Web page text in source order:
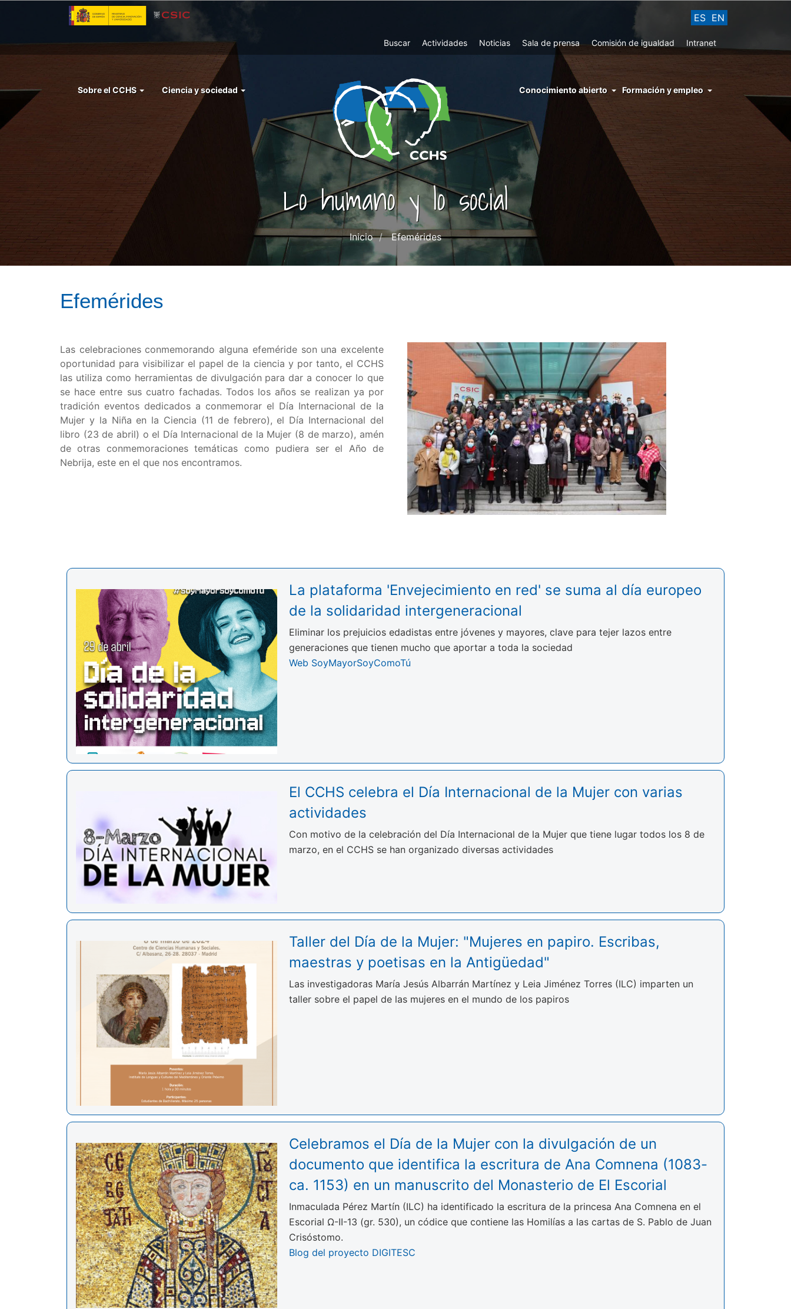
principal
ES EN
Top
Buscar Actividades Noticias Sala de prensa Comisión de igualdad Intranet
Menu
Sobre el CCHS Ciencia y sociedad
menu
conocimiento
abierto
Conocimiento abierto Formación y empleo
Lo humano y lo social
Inicio Efemérides
Efemérides
Las celebraciones conmemorando alguna efeméride son una excelente
oportunidad para visibilizar el papel de la ciencia y por tanto, el CCHS
las utiliza como herramientas de divulgación para dar a conocer lo que
se hace entre sus cuatro fachadas. Todos los años se realizan ya por
tradición eventos dedicados a conmemorar el Día Internacional de la
Mujer y la Niña en la Ciencia (11 de febrero), el Día Internacional del
libro (23 de abril) o el Día Internacional de la Mujer (8 de marzo), amén
de otras conmemoraciones temáticas como pudiera ser el Año de
Nebrija, este en el que nos encontramos.
La plataforma 'Envejecimiento en red' se suma al día europeo
de la solidaridad intergeneracional
Eliminar los prejuicios edadistas entre jóvenes y mayores, clave para tejer lazos entre
generaciones que tienen mucho que aportar a toda la sociedad
Web SoyMayorSoyComoTú
El CCHS celebra el Día Internacional de la Mujer con varias
actividades
Con motivo de la celebración del Día Internacional de la Mujer que tiene lugar todos los 8 de
marzo, en el CCHS se han organizado diversas actividades
Taller del Día de la Mujer: "Mujeres en papiro. Escribas,
maestras y poetisas en la Antigüedad"
Las investigadoras María Jesús Albarrán Martínez y Leia Jiménez Torres (ILC) imparten un
taller sobre el papel de las mujeres en el mundo de los papiros
Celebramos el Día de la Mujer con la divulgación de un
documento que identifica la escritura de Ana Comnena (1083-
ca. 1153) en un manuscrito del Monasterio de El Escorial
Inmaculada Pérez Martín (ILC) ha identificado la escritura de la princesa Ana Comnena en el
Escorial Ω-II-13 (gr. 530), un códice que contiene las Homilías a las cartas de S. Pablo de Juan
Crisóstomo.
Blog del proyecto DIGITESC